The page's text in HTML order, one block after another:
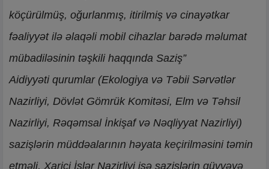
köçürülmüş, oğurlanmış, itirilmiş və cinayətkar
fəaliyyət ilə əlaqəli mobil cihazlar barədə məlumat
mübadiləsinin təşkili haqqında Saziş”
Aidiyyəti qurumlar (Ekologiya və Təbii Sərvətlər
Nazirliyi, Dövlət Gömrük Komitəsi, Elm və Təhsil
Nazirliyi, Rəqəmsal İnkişaf və Nəqliyyat Nazirliyi)
sazişlərin müddəalarının həyata keçirilməsini təmin
etməli, Xarici İşlər Nazirliyi isə sazişlərin qüvvəyə